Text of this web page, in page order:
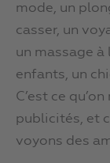
mode, un
casser, un
un massage à
enfants, un
C’est ce
publicités, et
voyons des